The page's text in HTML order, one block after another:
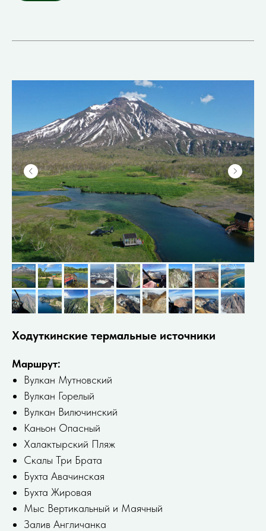
Ходуткинские термальные источники
Маршрут:
Вулкан Мутновский
Вулкан Горелый
Вулкан Вилючинский
Каньон Опасный
Халактырский Пляж
Скалы Три Брата
Бухта Авачинская
Бухта Жировая
Мыс Вертикальный и Маячный
Залив Англичанка